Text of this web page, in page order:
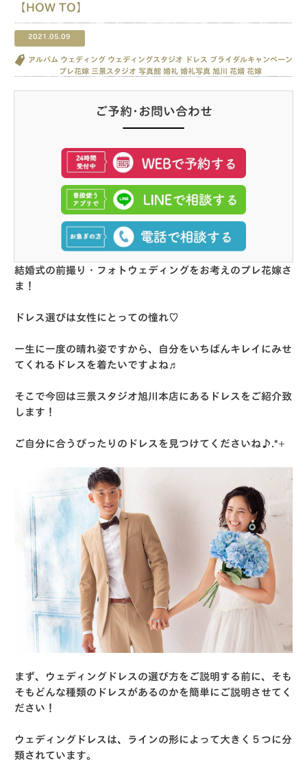
【HOW TO】
2021.05.09
アルバム ウェディング ウェディングスタジオ ドレス ブライダルキャンペーン
プレ花嫁 三景スタジオ 写真館 婚礼 婚礼写真 旭川 花婿 花嫁
ご予約･お問い合わせ
結婚式の前撮り・フォトウェディングをお考えのプレ花嫁さ
ま！
ドレス選びは女性にとっての憧れ♡
一生に一度の晴れ姿ですから、自分をいちばんキレイにみせ
てくれるドレスを着たいですよね♬
そこで今回は三景スタジオ旭川本店にあるドレスをご紹介致
します！
ご自分に合うぴったりのドレスを見つけてくださいね♪.*+
まず、ウェディングドレスの選び方をご説明する前に、そも
そもどんな種類のドレスがあるのかを簡単にご説明させてく
ださい！
ウェディングドレスは、ラインの形によって大きく５つに分
類されています。